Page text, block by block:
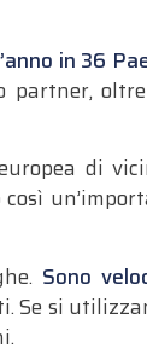
in 36
partner,
di
Sono
Se si